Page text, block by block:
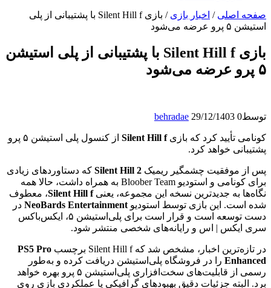
صفحه اصلی / اخبار بازی /
بازی Silent Hill f با پشتیبانی از پلی
استیشن ۵ پرو عرضه می‌شود
بازی Silent Hill f با پشتیبانی از پلی استیشن
۵ پرو عرضه می‌شود
توسط behradae 29/12/1403 0
کونامی تأیید کرد که بازیSilent Hill f
از کنسول پلی استیشن ۵ پرو
پشتیبانی خواهد کرد.
پس از موفقیت چشمگیر ریمیک Silent Hill 2 که دستاوردهای زیادی
برای کونامی و استودیو Bloober Team به همراه داشت، حالا همه
نگاه‌ها به جدیدترین نسخه این مجموعه، یعنیSilent Hill f، معطوف
شده است. این بازی توسط استودیو NeoBards Entertainment در
دست توسعه است و قرار است برای پلی‌استیشن ۵، ایکس‌باکس
سری ایکس | اس و رایانه‌های شخصی منتشر شود.
در تازه‌ترین اخبار، مشخص شد که Silent Hill f برچسب
PS5 Pro
Enhanced را در فروشگاه پلی‌استیشن دریافت کرده و به‌طور
رسمی از قابلیت‌های سخت‌افزاری پلی‌استیشن ۵ پرو بهره خواهد
برد. البته جزئیات دقیق بهبودهای گرافیکی یا عملکردی بازی روی